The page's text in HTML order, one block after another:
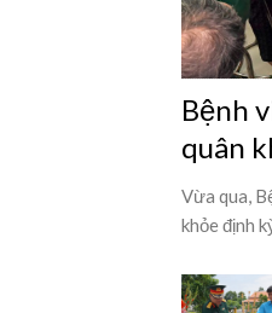
Bệnh
quân
Vừa qua,
khỏe định